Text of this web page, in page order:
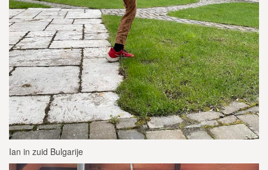
Ian in zuid Bulgarije